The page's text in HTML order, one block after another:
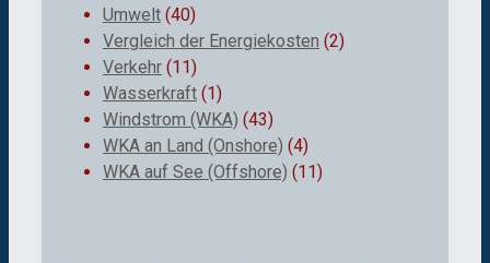
Umwelt (40)
Vergleich der Energiekosten (2)
Verkehr (11)
Wasserkraft (1)
Windstrom (WKA) (43)
WKA an Land (Onshore) (4)
WKA auf See (Offshore) (11)